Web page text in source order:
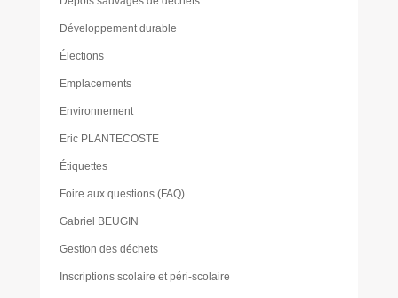
Développement durable
Élections
Emplacements
Environnement
Eric PLANTECOSTE
Étiquettes
Foire aux questions (FAQ)
Gabriel BEUGIN
Gestion des déchets
Inscriptions scolaire et péri-scolaire